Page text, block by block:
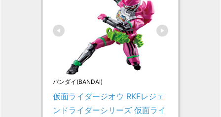
バンダイ(BANDAI)
仮面ライダージオウ RKFレジェ
ンドライダーシリーズ 仮面ライ